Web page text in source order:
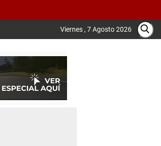
Viernes , 7 Agosto 2026